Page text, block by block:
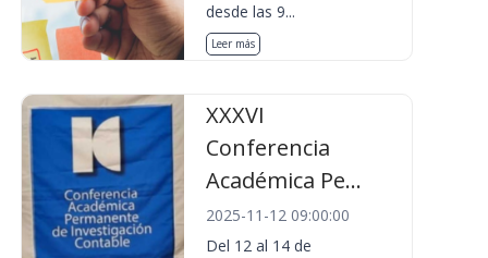
desde las 9...
Leer más
XXXVI
Conferencia
Académica Pe...
2025-11-12 09:00:00
Del 12 al 14 de